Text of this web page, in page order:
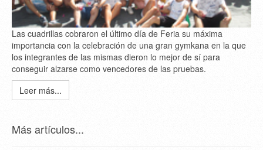
Las cuadrillas cobraron el último día de Feria su máxima
importancia con la celebración de una gran gymkana en la que
los integrantes de las mismas dieron lo mejor de sí para
conseguir alzarse como vencedores de las pruebas.
Leer más...
Más artículos...